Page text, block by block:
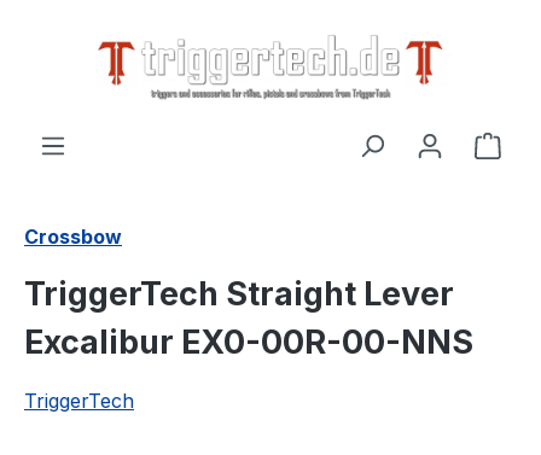
Crossbow
TriggerTech Straight Lever
Excalibur EX0-00R-00-NNS
TriggerTech